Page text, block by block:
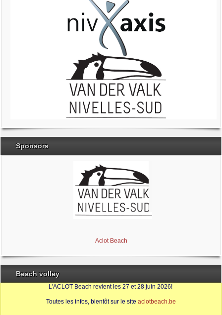
Sponsors
Brabant Wallon
Aclot Beach
Beach volley
L'ACLOT Beach revient les 27 et 28 juin 2026!
Toutes les infos, bientôt sur le site aclotbeach.be